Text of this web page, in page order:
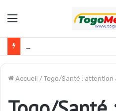
Menu
Accueil / Togo/Santé : attention